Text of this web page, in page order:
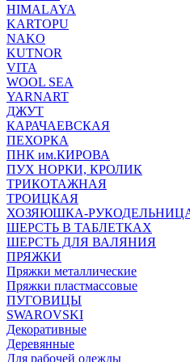
HIMALAYA
KARTOPU
NAKO
KUTNOR
VITA
WOOL SEA
YARNART
ДЖУТ
КАРАЧАЕВСКАЯ
ПЕХОРКА
ПНК им.КИРОВА
ПУХ НОРКИ, КРОЛИК
ТРИКОТАЖНАЯ
ТРОИЦКАЯ
ХОЗЯЮШКА-
ШЕРСТЬ В ТАБЛЕТКАХ
ШЕРСТЬ ДЛЯ ВАЛЯНИЯ
ПРЯЖКИ
Пряжки металлические
Пряжки пластмассовые
ПУГОВИЦЫ
SWAROVSKI
Декоративные
Деревянные
Для рабочей одежды